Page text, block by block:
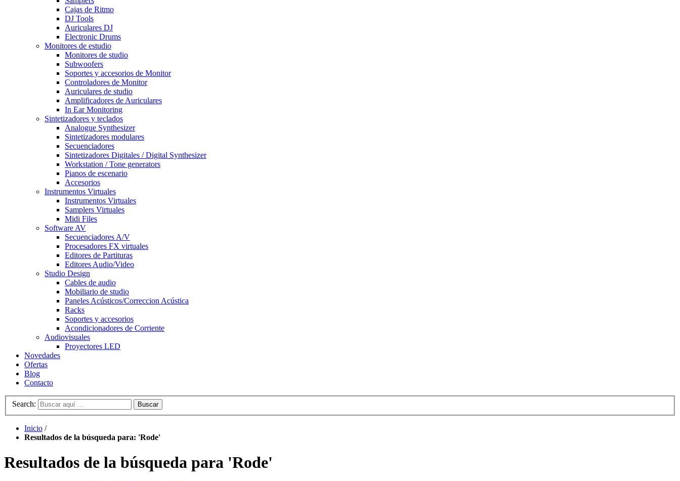
Cajas de Ritmo
DJ Tools
Auriculares DJ
Electronic Drums
Monitores de estudio
Monitores de studio
Subwoofers
Soportes y accesorios de Monitor
Controladores de Monitor
Auriculares de studio
Amplificadores de Auriculares
In Ear Monitoring
Sintetizadores y teclados
Analogue Synthesizer
Sintetizadores modulares
Secuenciadores
Sintetizadores Digitales / Digital Synthesizer
Workstation / Tone generators
Pianos de escenario
Accesorios
Instrumentos Virtuales
Instrumentos Virtuales
Samplers Virtuales
Midi Files
Software AV
Secuenciadores A/V
Procesadores FX virtuales
Editores de Partituras
Editores Audio/Video
Studio Design
Cables de audio
Mobiliario de studio
Paneles Acústicos/Correccion Acústica
Racks
Soportes y accesorios
Acondicionadores de Corriente
Audiovisuales
Proyectores LED
Novedades
Ofertas
Blog
Contacto
Search: Buscar
Inicio /
Resultados de la búsqueda para: 'Rode'
Resultados de la búsqueda para 'Rode'